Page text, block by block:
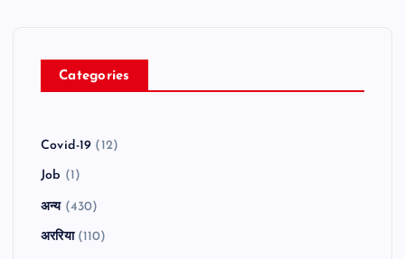
Categories
Covid-19 (12)
Job (1)
अन्य(430)
अररिया(110)